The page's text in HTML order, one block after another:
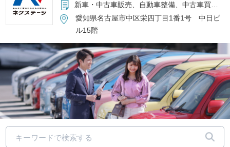
新車・中古車販売、自動車整備、中古車買取、保険代理店事業
愛知県名古屋市中区栄四丁目1番1号 中日ビ
ル15階